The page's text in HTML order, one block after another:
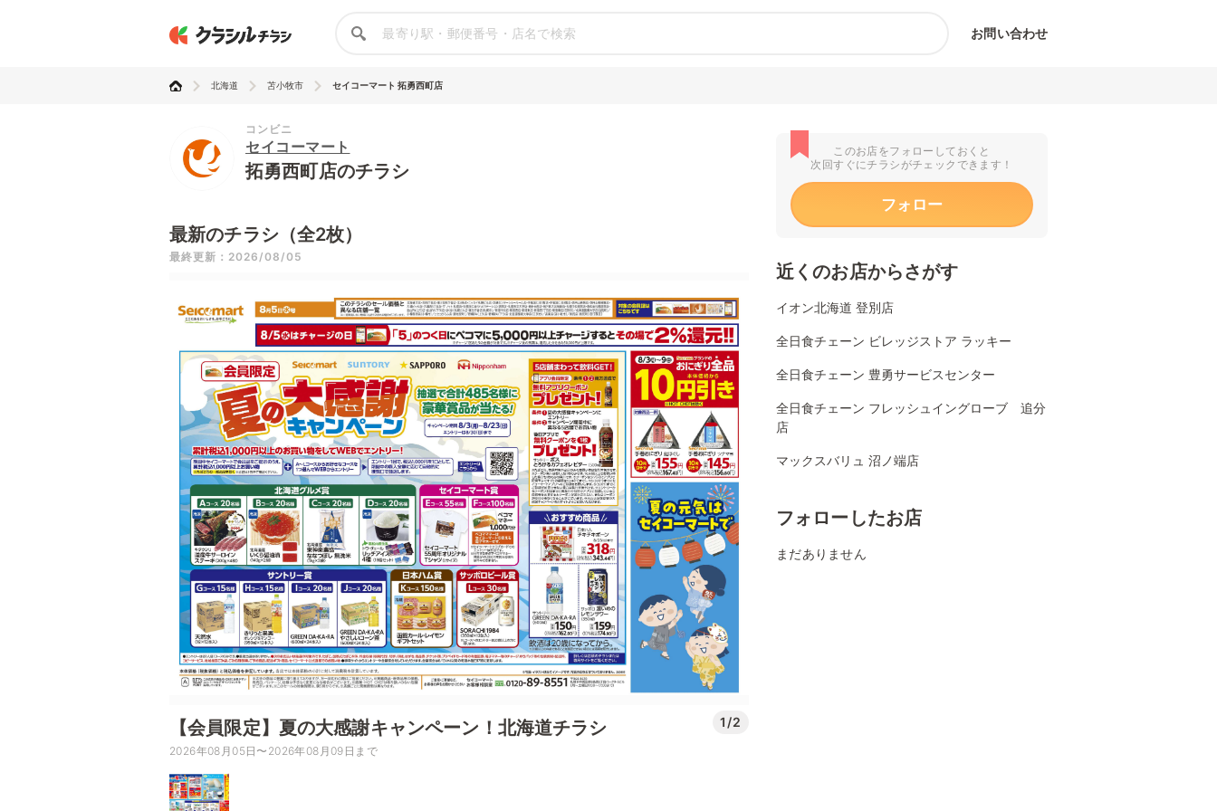
お問い合わせ
北海道 苫小牧市 セイコーマート 拓勇西町店
コンビニ
セイコーマート
拓勇西町店のチラシ
最新のチラシ（全2枚）
最終更新：2026/08/05
【会員限定】夏の大感謝キャンペーン！北海道チラシ 1/2
2026年08月05日〜2026年08月09日まで
このお店をフォローしておくと
次回すぐにチラシがチェックできます！
フォロー
近くのお店からさがす
イオン北海道 登別店
全日食チェーン ビレッジストア ラッキー
全日食チェーン 豊勇サービスセンター
全日食チェーン フレッシュイングローブ 追分
店
マックスバリュ 沼ノ端店
フォローしたお店
まだありません